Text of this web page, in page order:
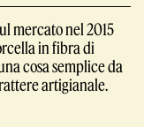
mercato nel 2015
in fibra di
cosa semplice da
artigianale.